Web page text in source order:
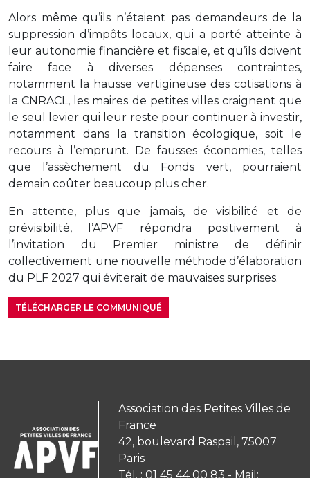
Alors même qu’ils n’étaient pas demandeurs de la
suppression d’impôts locaux, qui a porté atteinte à
leur autonomie financière et fiscale, et qu’ils doivent
faire face à diverses dépenses contraintes,
notamment la hausse vertigineuse des cotisations à
la CNRACL, les maires de petites villes craignent que
le seul levier qui leur reste pour continuer à investir,
notamment dans la transition écologique, soit le
recours à l’emprunt. De fausses économies, telles
que l’assèchement du Fonds vert, pourraient
demain coûter beaucoup plus cher.
En attente, plus que jamais, de visibilité et de
prévisibilité, l’APVF répondra positivement à
l’invitation du Premier ministre de définir
collectivement une nouvelle méthode d’élaboration
du PLF 2027 qui éviterait de mauvaises surprises.
TÉLÉCHARGER LE COMMUNIQUÉ
Association des Petites Villes de
France
42, boulevard Raspail, 75007
Paris
Tél. : 01 45 44 00 83 - Mail: